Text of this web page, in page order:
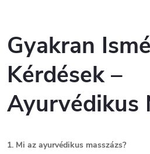
l
e
m
e
Gyakran
Kérdések –
Ayurvédikus
1. Mi az ayurvédikus masszázs?